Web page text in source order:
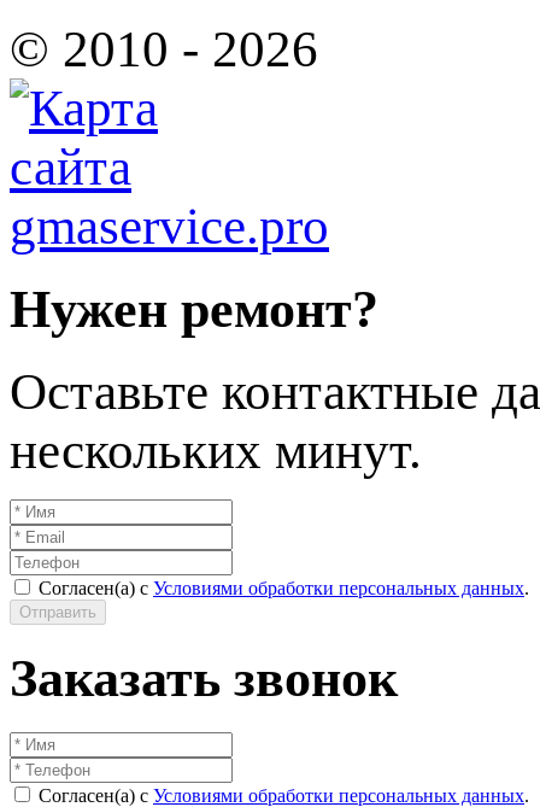
© 2010 - 2026
Нужен ремонт?
Оставьте контактные
нескольких минут.
Согласен(а) с Условиями обработки персональных данных.
Отправить
Заказать звонок
Согласен(а) с Условиями обработки персональных данных.